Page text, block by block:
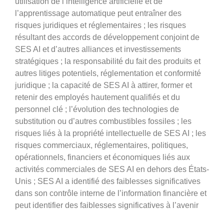
l’apprentissage automatique peut entraîner des
risques juridiques et réglementaires ; les risques
résultant des accords de développement conjoint de
SES AI et d’autres alliances et investissements
stratégiques ; la responsabilité du fait des produits et
autres litiges potentiels, réglementation et conformité
juridique ; la capacité de SES AI à attirer, former et
retenir des employés hautement qualifiés et du
personnel clé ; l’évolution des technologies de
substitution ou d’autres combustibles fossiles ; les
risques liés à la propriété intellectuelle de SES AI ; les
risques commerciaux, réglementaires, politiques,
opérationnels, financiers et économiques liés aux
activités commerciales de SES AI en dehors des États-
Unis ; SES AI a identifié des faiblesses significatives
dans son contrôle interne de l’information financière et
peut identifier des faiblesses significatives à l’avenir